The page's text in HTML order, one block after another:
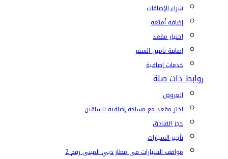
شراء الإضافات
إضافة أمتعة
اختيار مقعد
إضافة تأمين السفر
خدمات إضافية
روابط ذات صلة
العروض
اختر مقعد مع مساحة إضافية للساقين
حجز الفنادق
تأجير السيارات
مواقف السيارات في مطار دبي المبنى رقم 2